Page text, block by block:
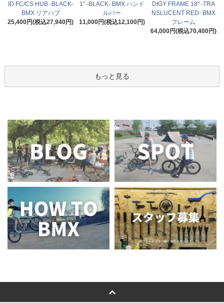
ID FC/CS HUB -BLACK-
BMX リアハブ
25,400円(税込27,940円)
1” -BLACK- BMX ハンド
ルバー
11,000円(税込12,100円)
DIGY FRAME 18" -TRA
NSLUCENT RED- BMX
フレーム
64,000円(税込70,400円)
もっと見る